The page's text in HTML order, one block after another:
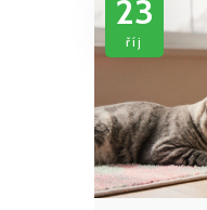
23
říj